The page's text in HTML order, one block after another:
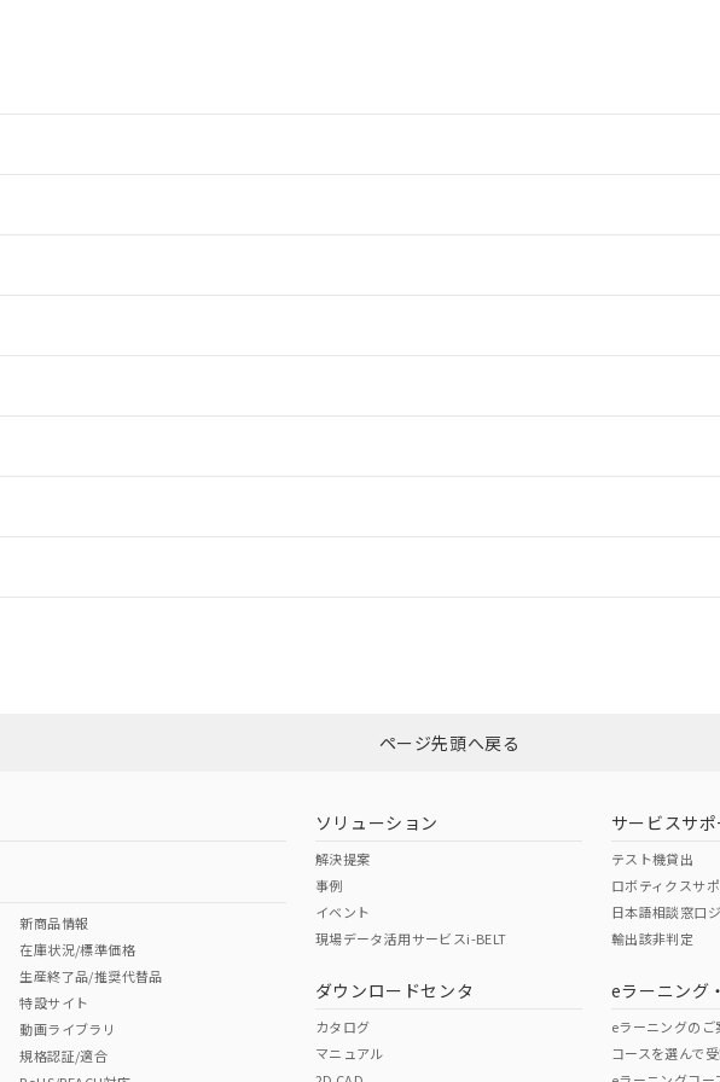
ダウンロードはこちら
Cr(VI)
（日本
（アメリカ
この製品の規格認証/適合
その他の認証はこちらのページからご
ページ先頭へ戻る
新商品情報
在庫状況/標準価格
生産終了品/推奨代替品
特設サイト
動画ライブラリ
規格認証/適合
ソリューション
解決提案
事例
イベント
現場データ活用サービスi-BELT
ダウンロードセンタ
カタログ
マニュアル
サービスサポ
テスト機貸出
ロボティクスサ
日本語相談窓口
輸出該非判定
eラーニング
eラーニングのご
コースを選んで